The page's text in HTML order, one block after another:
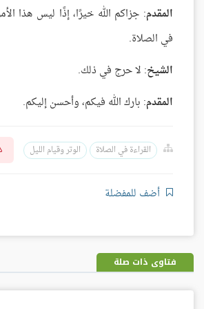
المقدم: جزاكم الله خيرًا، إذًا ليس هذا
في الصلاة.
الشيخ: لا حرج في ذلك.
المقدم: بارك الله فيكم، وأحسن إليكم.
القراءة في الصلاة الوتر وقيام الليل
أضف للمفضلة
فتاوى ذات صلة